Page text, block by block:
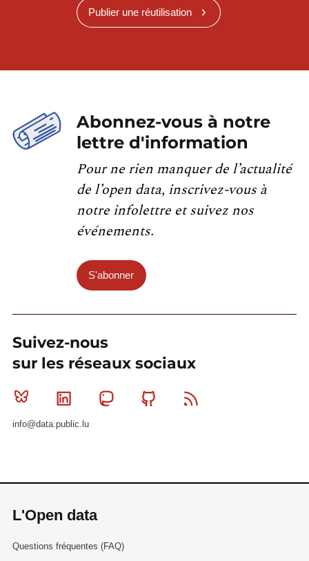
Publier une réutilisation
Abonnez-vous à notre
lettre d'information
Pour ne rien manquer de l’actualité
de l’open data, inscrivez-vous à
notre infolettre et suivez nos
événements.
S'abonner
Suivez-nous
sur les réseaux sociaux
Bluesky Linkedin MastodonGithub
info@data.public.lu
L'Open data
Questions fréquentes (FAQ)